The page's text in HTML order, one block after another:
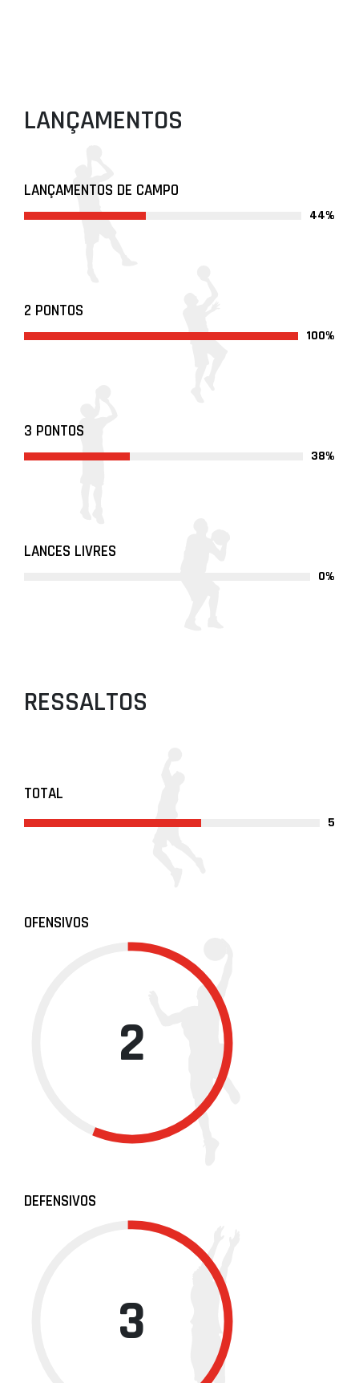
LANÇAMENTOS
LANÇAMENTOS DE CAMPO
44%
2 PONTOS
100%
3 PONTOS
38%
LANCES LIVRES
0%
RESSALTOS
TOTAL
5
OFENSIVOS
2
DEFENSIVOS
3